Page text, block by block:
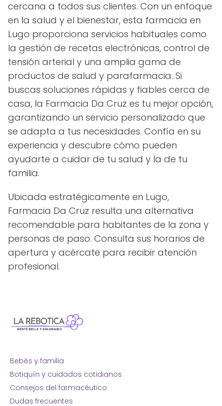
cercana a todos sus clientes. Con un enfoque
en la salud y el bienestar, esta farmacia en
Lugo proporciona servicios habituales como
la gestión de recetas electrónicas, control de
tensión arterial y una amplia gama de
productos de salud y parafarmacia. Si
buscas soluciones rápidas y fiables cerca de
casa, la Farmacia Da Cruz es tu mejor opción,
garantizando un servicio personalizado que
se adapta a tus necesidades. Confía en su
experiencia y descubre cómo pueden
ayudarte a cuidar de tu salud y la de tu
familia.
Ubicada estratégicamente en Lugo,
Farmacia Da Cruz resulta una alternativa
recomendable para habitantes de la zona y
personas de paso. Consulta sus horarios de
apertura y acércate para recibir atención
profesional.
Bebés y familia
Botiquín y cuidados cotidianos
Consejos del farmacéutico
Dudas frecuentes